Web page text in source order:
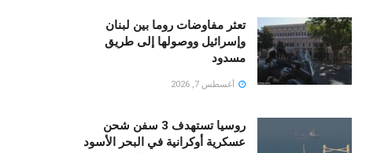
تعثر مفاوضات روما بين لبنان
وإسرائيل ووصولها إلى طريق
مسدود
أغسطس 7, 2026
روسيا تستهدف 3 سفن شحن
عسكرية أوكرانية في البحر الأسود